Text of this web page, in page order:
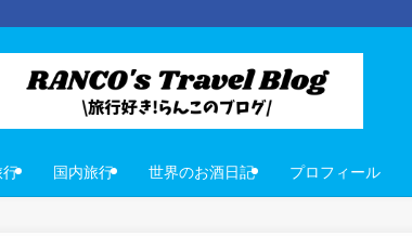
国内旅行 世界のお酒日記 プロフィール